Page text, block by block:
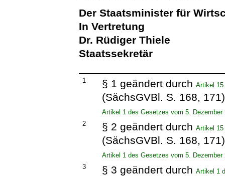
Der Staatsminister für
In Vertretung
Dr. Rüdiger Thiele
Staatssekretär
1 § 1 geändert durchArtikel
(SächsGVBl. S. 168,
Artikel 1 des Gesetzes vom 5. Dezember
2
§ 2 geändert durchArtikel
(SächsGVBl. S. 168,
Artikel 1 des Gesetzes vom 5. Dezember
3
§ 3 geändert durchArtikel 1